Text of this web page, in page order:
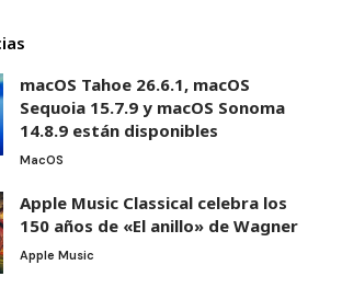
macOS Tahoe 26.6.1, macOS
Sequoia 15.7.9 y macOS Sonoma
14.8.9 están disponibles
MacOS
Apple Music Classical celebra los
150 años de «El anillo» de Wagner
Apple Music